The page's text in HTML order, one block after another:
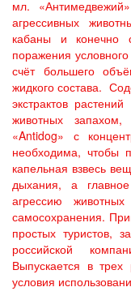
мл.
агрессивных
кабаны и конечно
поражения
счёт большего
жидкого состава.
экстрактов
животных
«Antidog» с
необходима, чтобы
капельная взвесь
дыхания, а
агрессию
самосохранения.
простых туристов,
российской
Выпускается в
условия